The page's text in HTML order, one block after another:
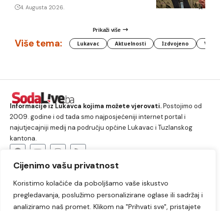
Cijenimo vašu privatnost
Koristimo kolačiće da poboljšamo vaše iskustvo
pregledavanja, poslužimo personalizirane oglase ili sadržaj i
analiziramo naš promet. Klikom na "Prihvati sve", pristajete
4. Augusta 2026.
Prikaži više
Više tema: Lukavac Aktuelnosti Izdvojeno
Informacije iz Lukavca kojima možete vjerovati.Postojimo od
2009. godine i od tada smo najposjećeniji internet portal i
najutjecajniji medij na području općine Lukavac i Tuzlanskog
kantona.
Lukavac Društvo Crna hronika
Sport
Kultura
Kolumne Slobodno vrijeme